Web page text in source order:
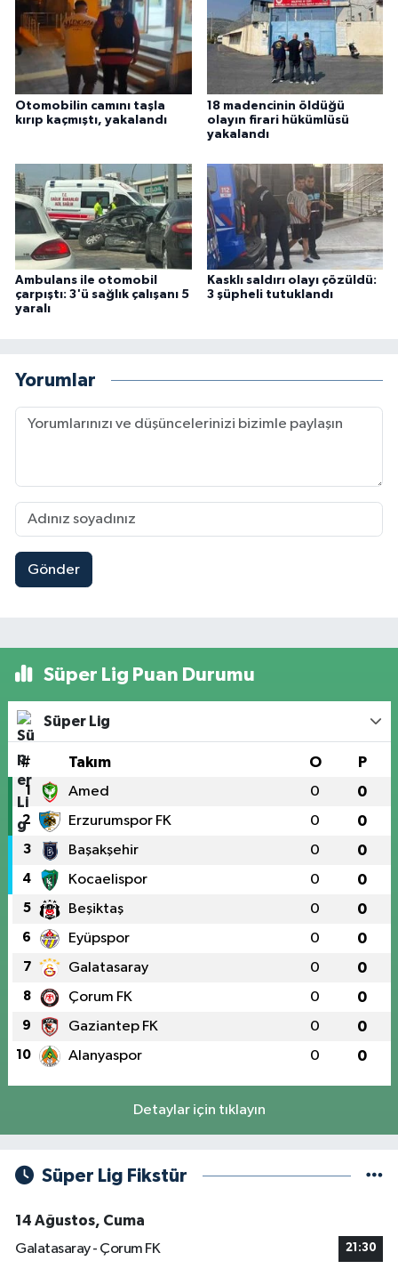
Otomobilin camını taşla
kırıp kaçmıştı, yakalandı
18 madencinin öldüğü
olayın firari hükümlüsü
yakalandı
Ambulans ile otomobil
çarpıştı: 3'ü sağlık çalışanı 5
yaralı
Kasklı saldırı olayı çözüldü:
3 şüpheli tutuklandı
Yorumlar
Gönder
Süper Lig Puan Durumu
Süper Lig
# Takım O P
1 Amed 0 0
2 Erzurumspor FK 0 0
3 Başakşehir 0 0
4 Kocaelispor 0 0
5 Beşiktaş 0 0
6 Eyüpspor 0 0
7 Galatasaray 0 0
8 Çorum FK 0 0
9 Gaziantep FK 0 0
10 Alanyaspor 0 0
Detaylar için tıklayın
Süper Lig Fikstür
14 Ağustos, Cuma
Galatasaray - Çorum FK
21:30